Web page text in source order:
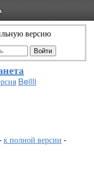
версию
Beilli
к полной версии -